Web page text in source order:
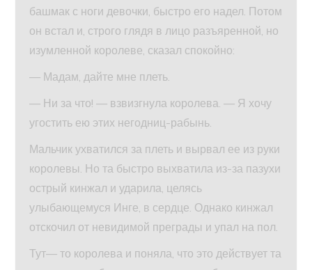
башмак с ноги девочки, быстро его надел. Потом
он встал и, строго глядя в лицо разъяренной, но
изумленной королеве, сказал спокойно:
— Мадам, дайте мне плеть.
— Ни за что! — взвизгнула королева. — Я хочу
угостить ею этих негодниц-рабынь.
Мальчик ухватился за плеть и вырвал ее из руки
королевы. Но та быстро выхватила из-за пазухи
острый кинжал и ударила, целясь
улыбающемуся Инге, в сердце. Однако кинжал
отскочил от невидимой преграды и упал на пол.
Тут— то королева и поняла, что это действует та